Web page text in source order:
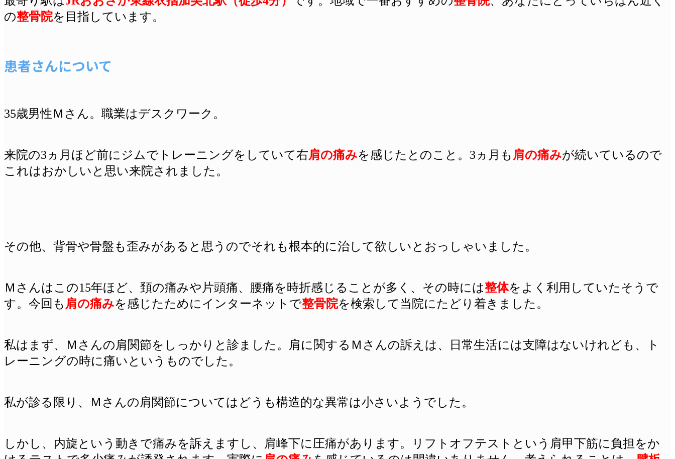
の整骨院を目指しています。
患者さんについて
35歳男性Ｍさん。職業はデスクワーク。
来院の3ヵ月ほど前にジムでトレーニングをしていて右肩の痛みを感じたとのこと。3ヵ月も肩の痛みが続いているので
これはおかしいと思い来院されました。
その他、背骨や骨盤も歪みがあると思うのでそれも根本的に治して欲しいとおっしゃいました。
Ｍさんはこの15年ほど、頚の痛みや片頭痛、腰痛を時折感じることが多く、その時には整体をよく利用していたそうで
す。今回も肩の痛みを感じたためにインターネットで整骨院を検索して当院にたどり着きました。
私はまず、Ｍさんの肩関節をしっかりと診ました。肩に関するＭさんの訴えは、日常生活には支障はないけれども、ト
レーニングの時に痛いというものでした。
私が診る限り、Ｍさんの肩関節についてはどうも構造的な異常は小さいようでした。
しかし、内旋という動きで痛みを訴えますし、肩峰下に圧痛があります。リフトオフテストという肩甲下筋に負担をか